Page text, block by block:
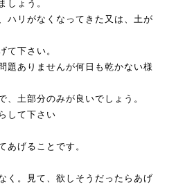
しょう。
ハリがなくなってきた又は、土が
て下さい。
題ありませんが何日も乾かない様
、土部分のみが良いでしょう。
して下さい
あげることです。
く。見て、欲しそうだったらあげ